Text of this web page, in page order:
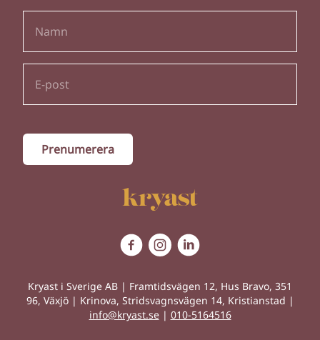
Kryast i Sverige AB | Framtidsvägen 12, Hus Bravo, 351
96, Växjö | Krinova, Stridsvagnsvägen 14, Kristianstad |
info@kryast.se| 010-5164516